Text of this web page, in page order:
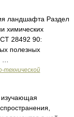
ландшафта Раздел
химических
28492 90:
полезных
технической